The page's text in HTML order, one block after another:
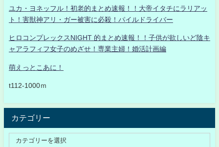
ユカ・ヨネッフル！初老的まとめ速報！！大帝イタチにラリアッ
ト！害獣神アリ・ガー被害に必殺！パイルドライバー
ヒロコンプレックスNIGHT 的まとめ速報！！子供が欲しいど陰キ
ャアラフィフ女子のめざせ！専業主婦！婚活計画編
萌えっとこあに！
t112-1000ｍ
カテゴリー